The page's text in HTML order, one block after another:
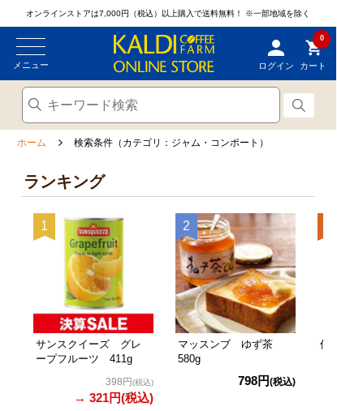
オンラインストアは7,000円（税込）以上購入で送料無料！ ※一部地域を除く
メニュー ログイン
0
カート
ホーム 検索条件（カテゴリ：ジャム・コンポート）
ランキング
サンスクイーズ グレ
ープフルーツ 411g
398円(税込)
→ 321円(税込)
マッスンブ ゆず茶
580g
798円(税込)
信